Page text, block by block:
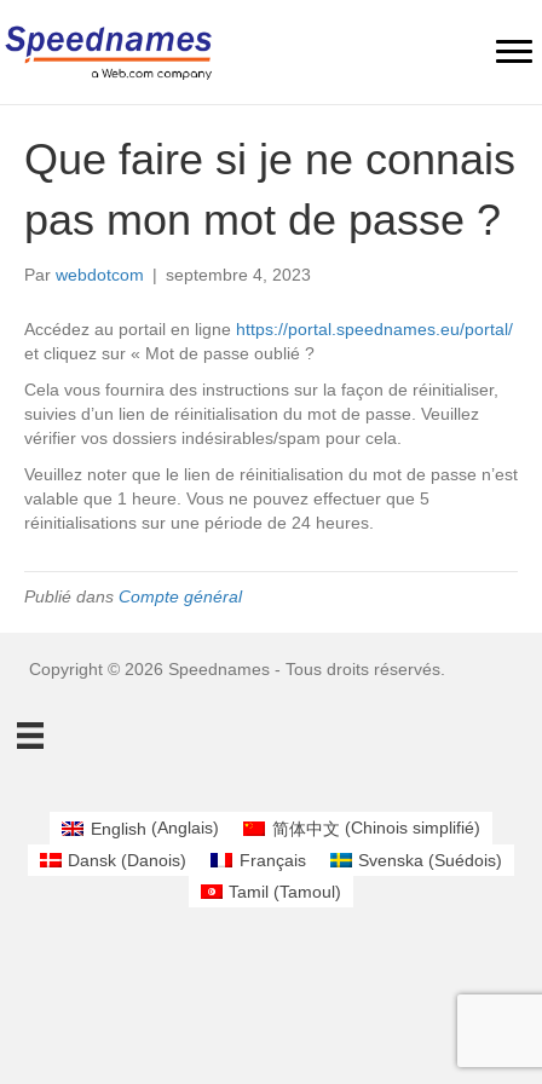
Que faire si je ne connais
pas mon mot de passe ?
Par webdotcom | septembre 4, 2023
Accédez au portail en ligne https://portal.speednames.eu/portal/
et cliquez sur « Mot de passe oublié ?
Cela vous fournira des instructions sur la façon de réinitialiser,
suivies d’un lien de réinitialisation du mot de passe. Veuillez
vérifier vos dossiers indésirables/spam pour cela.
Veuillez noter que le lien de réinitialisation du mot de passe n’est
valable que 1 heure. Vous ne pouvez effectuer que 5
réinitialisations sur une période de 24 heures.
Publié dans Compte général
Copyright © 2026 Speednames - Tous droits réservés.
English (Anglais) 简体中文 (Chinois simplifié)
Dansk (Danois) Français Svenska (Suédois)
Tamil (Tamoul)